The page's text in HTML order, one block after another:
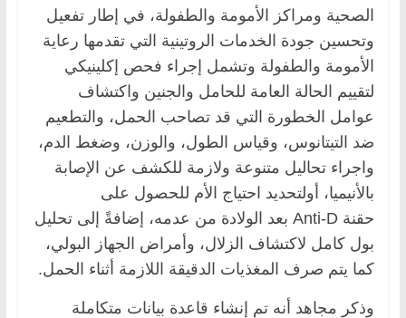
الصحية ومراكز الأمومة والطفولة، في إطار تفعيل
وتحسين جودة الخدمات الروتينية التي تقدمها رعاية
الأمومة والطفولة وتشمل إجراء فحص إكلينيكي
لتقييم الحالة العامة للحامل والجنين واكتشاف
عوامل الخطورة التي قد تصاحب الحمل، والتطعيم
ضد التيتانوس، وقياس الطول، والوزن، وضغط الدم،
واجراء تحاليل متنوعة ولازمة للكشف عن الإصابة
بالأنيميا، أولتحديد احتياج الأم للحصول على
حقنة Anti-D بعد الولادة من عدمه، إضافةً إلى تحليل
بول كامل لاكتشاف الزلال، وأمراض الجهاز البولي،
كما يتم صرف المغذيات الدقيقة اللازمة أثناء الحمل.
وذكر مجاهد أنه تم إنشاء قاعدة بيانات متكاملة